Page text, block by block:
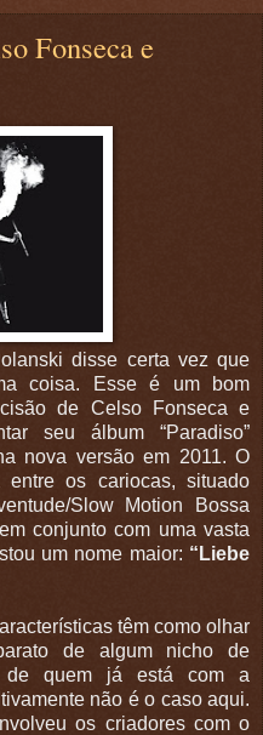
Fonseca e
disse certa vez que
coisa. Esse é um bom
de Celso Fonseca e
seu álbum “Paradiso”
nova versão em 2011. O
entre os cariocas, situado
Slow Motion Bossa
conjunto com uma vasta
um nome maior: “Liebe
têm como olhar
de algum nicho de
de quem já está com a
não é o caso aqui.
os criadores com o